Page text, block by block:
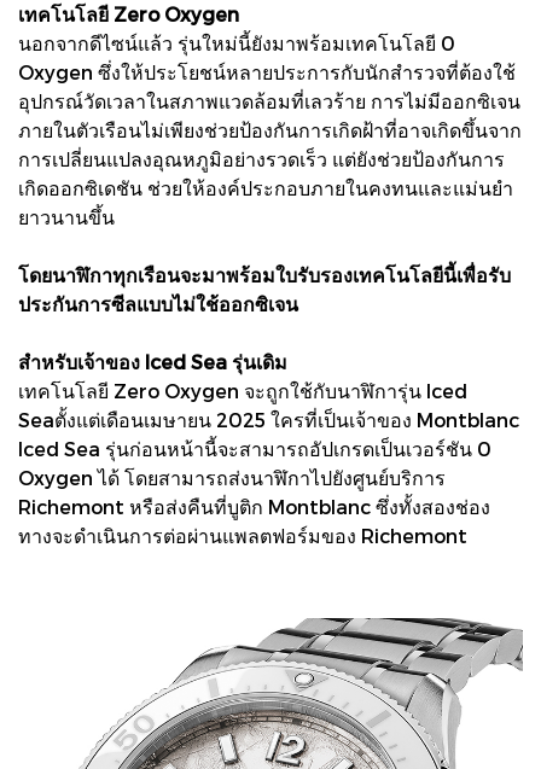
เทคโนโลยี Zero Oxygen
นอกจากดีไซน์แล้ว รุ่นใหม่นี้ยังมาพร้อมเทคโนโลยี 0
Oxygen ซึ่งให้ประโยชน์หลายประการกับนักสำรวจที่ต้องใช้
อุปกรณ์วัดเวลาในสภาพแวดล้อมที่เลวร้าย การไม่มีออกซิเจน
ภายในตัวเรือนไม่เพียงช่วยป้องกันการเกิดฝ้าที่อาจเกิดขึ้นจาก
การเปลี่ยนแปลงอุณหภูมิอย่างรวดเร็ว แต่ยังช่วยป้องกันการ
เกิดออกซิเดชัน ช่วยให้องค์ประกอบภายในคงทนและแม่นยำ
ยาวนานขึ้น
โดยนาฬิกาทุกเรือนจะมาพร้อมใบรับรองเทคโนโลยีนี้เพื่อรับ
ประกันการซีลแบบไม่ใช้ออกซิเจน
สำหรับเจ้าของ Iced Sea รุ่นเดิม
เทคโนโลยี Zero Oxygen จะถูกใช้กับนาฬิการุ่น Iced
Seaตั้งแต่เดือนเมษายน 2025 ใครที่เป็นเจ้าของ Montblanc
Iced Sea รุ่นก่อนหน้านี้จะสามารถอัปเกรดเป็นเวอร์ชัน 0
Oxygen ได้ โดยสามารถส่งนาฬิกาไปยังศูนย์บริการ
Richemont หรือส่งคืนที่บูติก Montblanc ซึ่งทั้งสองช่อง
ทางจะดำเนินการต่อผ่านแพลตฟอร์มของ Richemont